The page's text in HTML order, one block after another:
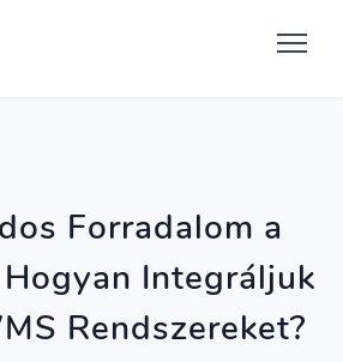
Forradalom a
Integráljuk
Rendszereket?